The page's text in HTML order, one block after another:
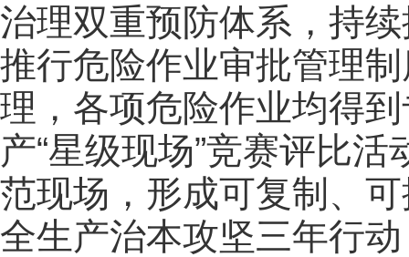
治理双重预防体系，持
推行危险作业审批管理
理，各项危险作业均得
产“星级现场”竞赛评比
范现场，形成可复制、
全生产治本攻坚三年行